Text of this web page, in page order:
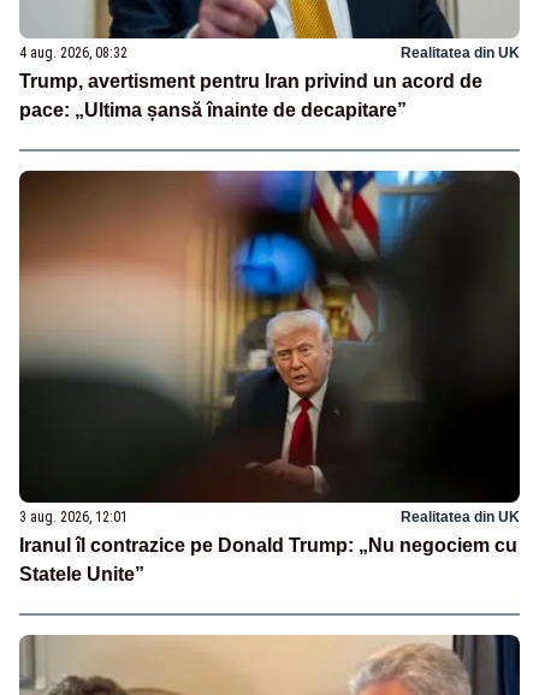
4 aug. 2026, 08:32 Realitatea din UK
Trump, avertisment pentru Iran privind un acord de
pace: „Ultima șansă înainte de decapitare”
3 aug. 2026, 12:01 Realitatea din UK
Iranul îl contrazice pe Donald Trump: „Nu negociem cu
Statele Unite”